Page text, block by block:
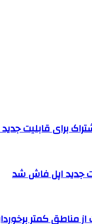
برای قابلیت
جدید اپل فاش شد
مناطق کمتر